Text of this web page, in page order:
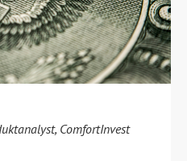
ComfortInvest